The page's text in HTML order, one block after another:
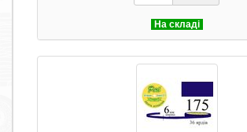
На складі